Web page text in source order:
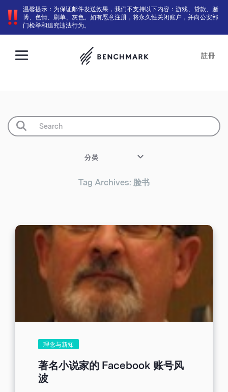
温馨提示：为保证邮件发送效果，我们不支持以下内容：游戏、贷款、赌
博、色情、刷单、灰色。如有恶意注册，将永久性关闭账户，并向公安部
门检举和追究违法行为。
註冊
分类
Tag Archives: 脸书
理念与新知
著名小说家的 Facebook 账号风
波